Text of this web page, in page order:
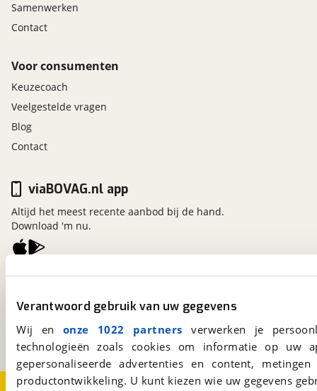
Verantwoord gebruik van uw gegevens
Wij en onze 1022 partners verwerken je
technologieën zoals cookies om informatie op
gepersonaliseerde advertenties en content,
productontwikkeling. U kunt kiezen wie uw gegevens
Samenwerken
Contact
Voor consumenten
Keuzecoach
Veelgestelde vragen
Blog
Contact
viaBOVAG.nl
Kosterijland
3981 AJ Bunnik
Een initiatief van
viaBOVAG.nl app
Altijd het meest recente aanbod bij de hand.
Download 'm nu.
Over viaBOVAG.nlDisclaimer- en Privacyverklaring